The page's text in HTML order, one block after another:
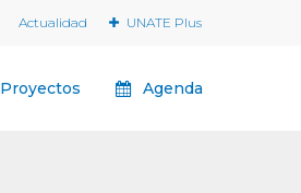
Actualidad UNATE Plus
Proyectos Agenda